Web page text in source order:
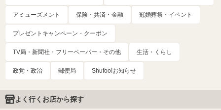
アミューズメント 保険・共済・金融 冠婚葬祭・イベント
プレゼントキャンペーン・クーポン
TV局・新聞社・フリーペーパー・その他 生活・くらし
政党・政治 郵便局 Shufoo!お知らせ
よく行くお店から探す